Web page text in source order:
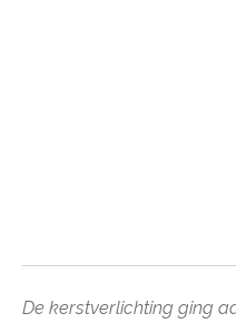
De kerstverlichting ging